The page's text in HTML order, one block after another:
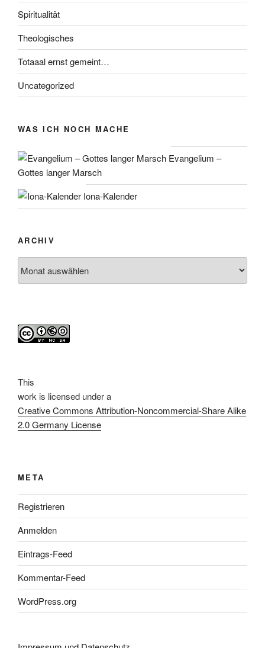
Spiritualität
Theologisches
Totaaal ernst gemeint…
Uncategorized
WAS ICH NOCH MACHE
Evangelium –
Gottes langer Marsch
Iona-Kalender
ARCHIV
This
work is licensed under a
Creative Commons Attribution-Noncommercial-Share Alike
2.0 Germany License
META
Registrieren
Anmelden
Eintrags-Feed
Kommentar-Feed
WordPress.org